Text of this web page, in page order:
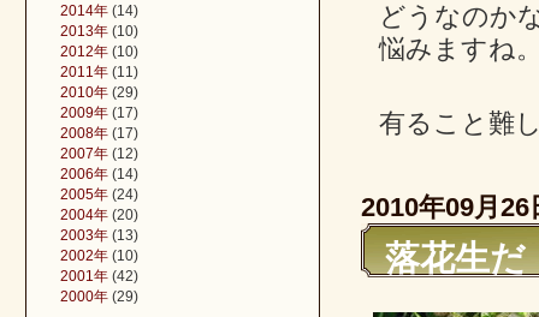
どうなのか
悩みますね
有ること難
2010年09月26
落花生だ
2014年 (14)
2013年 (10)
2012年 (10)
2011年 (11)
2010年 (29)
2009年 (17)
2008年 (17)
2007年 (12)
2006年 (14)
2005年 (24)
2004年 (20)
2003年 (13)
2002年 (10)
2001年 (42)
2000年 (29)